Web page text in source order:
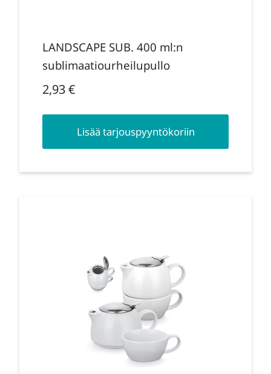
LANDSCAPE SUB. 400 ml:n
sublimaatiourheilupullo
2,93€
Lisää tarjouspyyntökoriin